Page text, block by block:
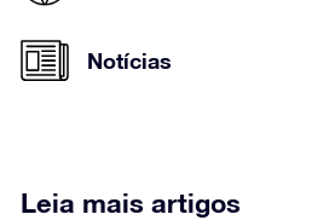
Notícias
Leia mais artigos